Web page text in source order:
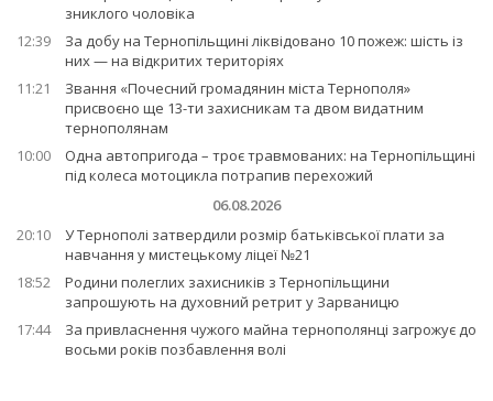
зниклого чоловіка
12:39
За добу на Тернопільщині ліквідовано 10 пожеж: шість із
них — на відкритих територіях
11:21
Звання «Почесний громадянин міста Тернополя»
присвоєно ще 13-ти захисникам та двом видатним
тернополянам
10:00
Одна автопригода – троє травмованих: на Тернопільщині
під колеса мотоцикла потрапив перехожий
06.08.2026
20:10
У Тернополі затвердили розмір батьківської плати за
навчання у мистецькому ліцеї №21
18:52
Родини полеглих захисників з Тернопільщини
запрошують на духовний ретрит у Зарваницю
17:44
За привласнення чужого майна тернополянці загрожує до
восьми років позбавлення волі